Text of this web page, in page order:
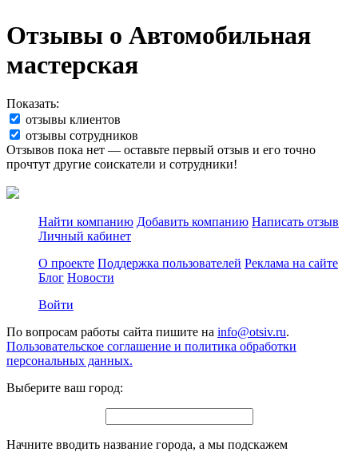
Отзывы о Автомобильная
мастерская
Показать:
отзывы клиентов
отзывы сотрудников
Отзывов пока нет — оставьте первый отзыв и его точно
прочтут другие соискатели и сотрудники!
Найти компанию Добавить компанию Написать отзыв
Личный кабинет
О проекте Поддержка пользователей Реклама на сайте
Блог Новости
Войти
По вопросам работы сайта пишите на info@otsiv.ru.
Пользовательское соглашение и политика обработки
персональных данных.
Выберите ваш город:
Начните вводить название города, а мы подскажем